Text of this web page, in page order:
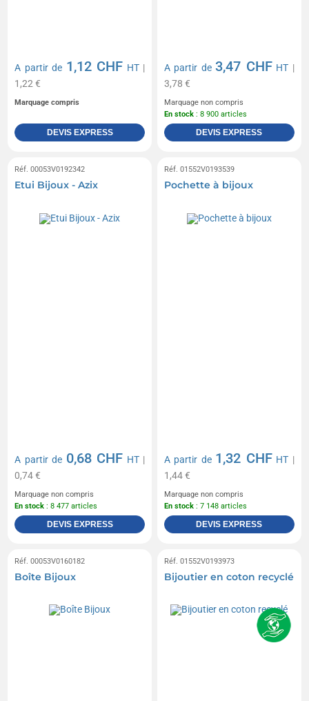
A partir de 1,12 CHF HT|
1,22 €
Marquage compris
DEVIS EXPRESS
A partir de3,47 CHF HT |
3,78 €
Marquage non compris
En stock : 8 900 articles
DEVIS EXPRESS
Réf. 00053V0192342
Etui Bijoux - Azix
A partir de 0,68 CHF HT|
0,74 €
Marquage non compris
En stock : 8 477 articles
DEVIS EXPRESS
Réf. 01552V0193539
Pochette à bijoux
A partir de 1,32 CHF HT |
1,44 €
Marquage non compris
En stock : 7 148 articles
DEVIS EXPRESS
Réf. 00053V0160182
Boîte Bijoux
Réf. 01552V0193973
Bijoutier en coton recyclé